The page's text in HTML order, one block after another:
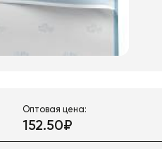
Оптовая цена:
152.50₽